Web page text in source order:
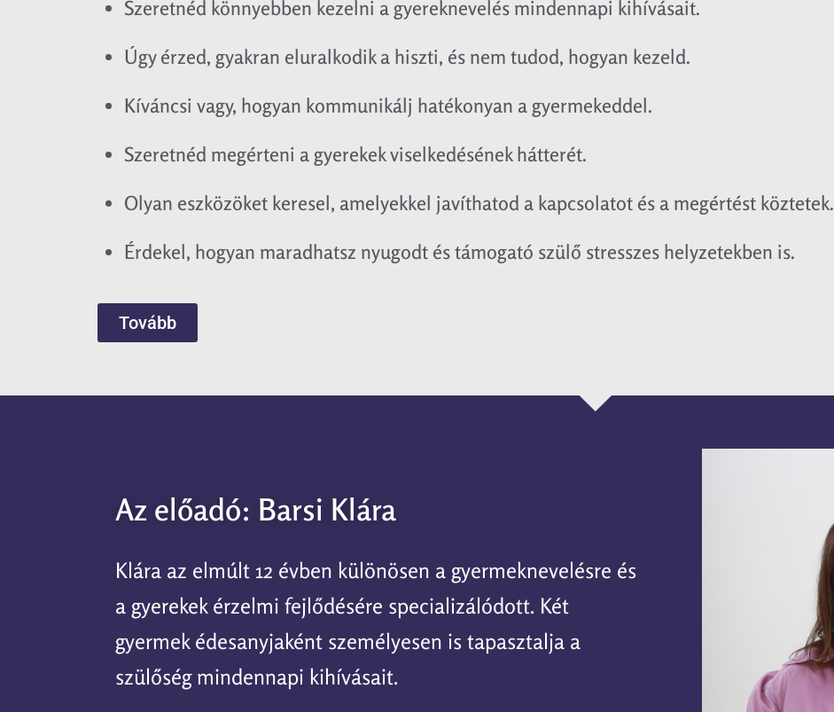
Szeretnéd könnyebben kezelni a gyereknevelés mindennapi kihívásait.
Úgy érzed, gyakran eluralkodik a hiszti, és nem tudod, hogyan kezeld.
Kíváncsi vagy, hogyan kommunikálj hatékonyan a gyermekeddel.
Szeretnéd megérteni a gyerekek viselkedésének hátterét.
Olyan eszközöket keresel, amelyekkel javíthatod a kapcsolatot és a megértést köztetek.
Érdekel, hogyan maradhatsz nyugodt és támogató szülő stresszes helyzetekben is.
Tovább
Az előadó: Barsi Klára
Klára az elmúlt 12 évben különösen a gyermeknevelésre és
a gyerekek érzelmi fejlődésére specializálódott. Két
gyermek édesanyjaként személyesen is tapasztalja a
szülőség mindennapi kihívásait.